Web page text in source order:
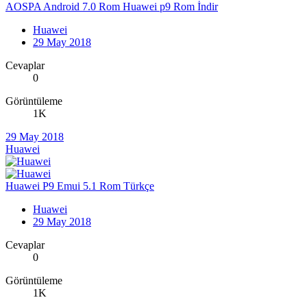
AOSPA Android 7.0 Rom Huawei p9 Rom İndir
Huawei
29 May 2018
Cevaplar
0
Görüntüleme
1K
29 May 2018
Huawei
Huawei P9 Emui 5.1 Rom Türkçe
Huawei
29 May 2018
Cevaplar
0
Görüntüleme
1K